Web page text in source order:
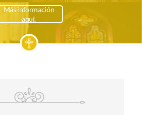
Más información
aquí.